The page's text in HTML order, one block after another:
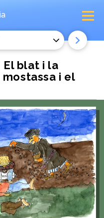
El blat i la
i el